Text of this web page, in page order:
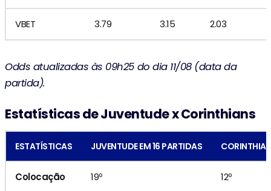
VBET 3.79 3.15 2.03
Odds atualizadas às 09h25 do dia 11/08 (data da
partida).
Estatísticas de Juventude x Corinthians
ESTATÍSTICAS JUVENTUDE EM 16 PARTIDAS
Colocação 19º 12º